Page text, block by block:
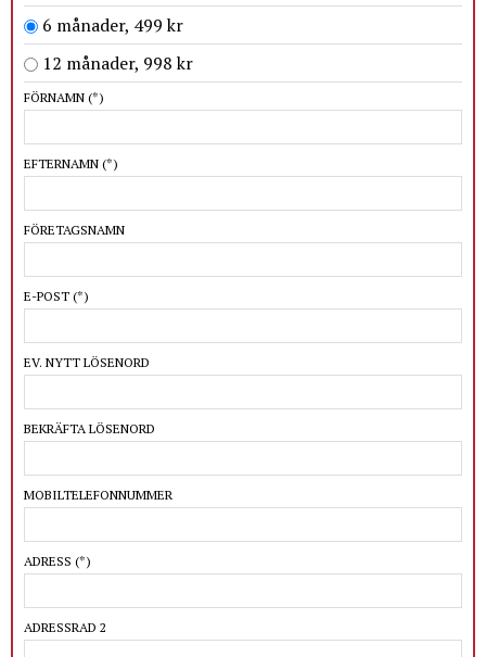
6 månader, 499 kr
12 månader, 998 kr
FÖRNAMN (*)
EFTERNAMN (*)
FÖRETAGSNAMN
E-POST (*)
EV. NYTT LÖSENORD
BEKRÄFTA LÖSENORD
MOBILTELEFONNUMMER
ADRESS (*)
ADRESSRAD 2